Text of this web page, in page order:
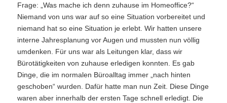
Frage: „Was mache ich denn zuhause im Homeoffice?“
Niemand von uns war auf so eine Situation vorbereitet und
niemand hat so eine Situation je erlebt. Wir hatten unsere
interne Jahresplanung vor Augen und mussten nun völlig
umdenken. Für uns war als Leitungen klar, dass wir
Bürotätigkeiten von zuhause erledigen konnten. Es gab
Dinge, die im normalen Büroalltag immer „nach hinten
geschoben“ wurden. Dafür hatte man nun Zeit. Diese Dinge
waren aber innerhalb der ersten Tage schnell erledigt. Die